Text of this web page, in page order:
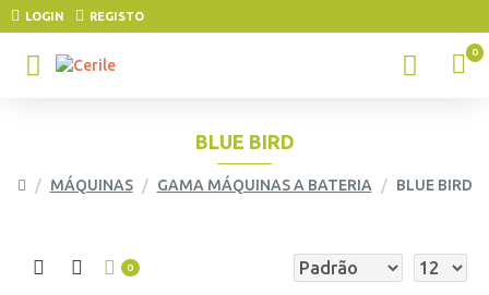
LOGIN REGISTO
0
MÁQUINAS GAMA MÁQUINAS A BATERIA BLUE BIRD
BLUE BIRD
0